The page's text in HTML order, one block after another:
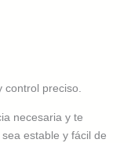
control preciso.
necesaria y te
estable y fácil de